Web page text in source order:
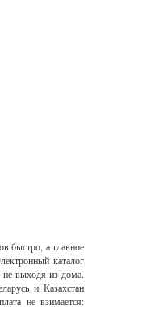
быстро, а главное
каталог
не выходя из дома.
и Казахстан
не взимается: